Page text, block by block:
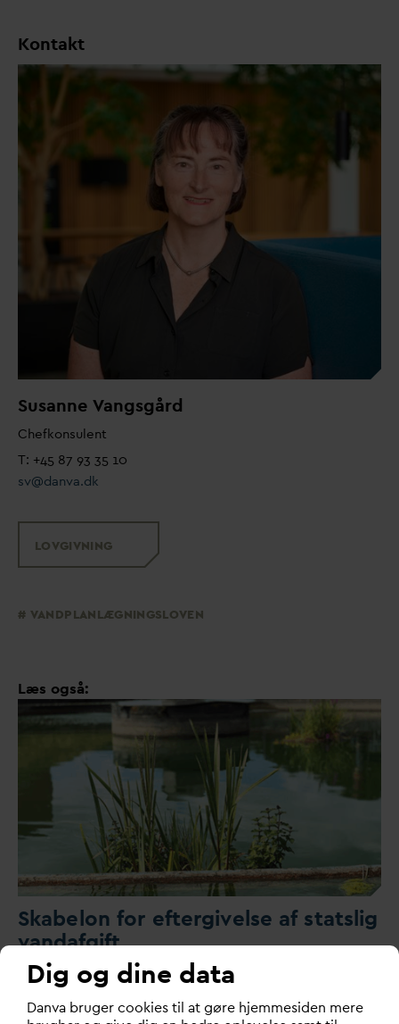
Kontakt
Susanne Vangsgård
Chefkonsulent
T: +45 87 93 35 10
sv@danva.dk
LOVGIVNING
VANDPLANLÆGNINGSLOVEN
Læs også:
Skabelon for eftergivelse af statslig
vandafgift
Skabelon for eftergivelse af statslig
Dig og dine data
Danva bruger cookies til at gøre hjemmesiden mere